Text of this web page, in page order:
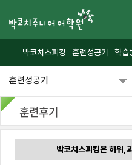
박코치스피킹 훈련성공기 학습
훈련성공기
훈련후기
박코치스피킹은 허위,